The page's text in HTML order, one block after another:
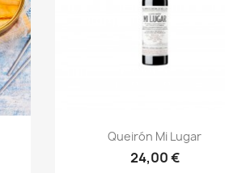
Vista rápida
Queirón Mi Lugar
24,00 €